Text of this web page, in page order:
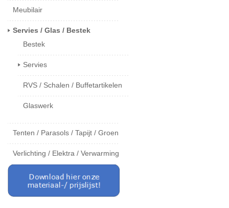
Meubilair
Servies / Glas / Bestek
Bestek
Servies
RVS / Schalen / Buffetartikelen
Glaswerk
Tenten / Parasols / Tapijt / Groen
Verlichting / Elektra / Verwarming